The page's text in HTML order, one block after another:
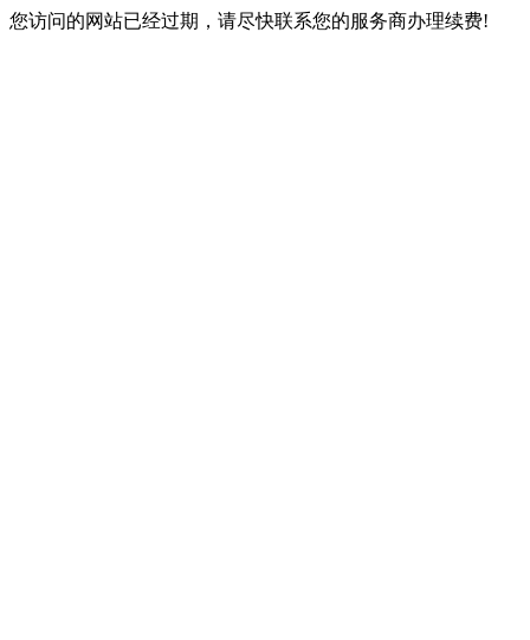
您访问的网站已经过期，请尽快联系您的服务商办理续费!